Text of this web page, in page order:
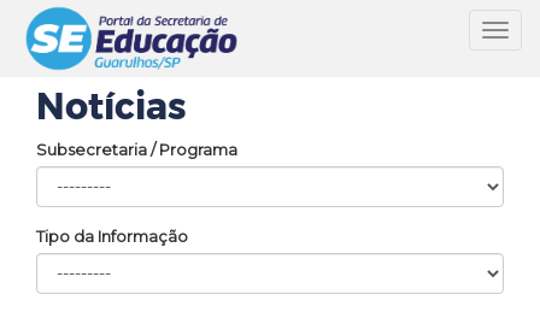
Notícias
Subsecretaria / Programa
Tipo da Informação